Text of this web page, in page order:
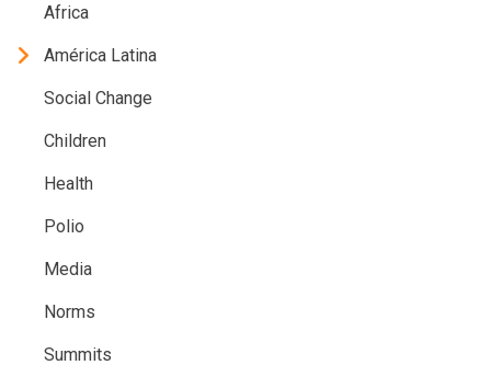
Africa
América Latina
Social Change
Children
Health
Polio
Media
Norms
Summits